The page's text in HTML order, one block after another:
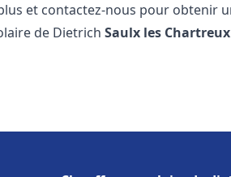
et contactez-nous pour obtenir
de DietrichSaulx les Chartreux